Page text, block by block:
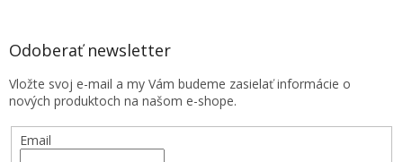
Odoberať newsletter
Vložte svoj e-mail a my Vám budeme zasielať informácie o
nových produktoch na našom e-shope.
Email